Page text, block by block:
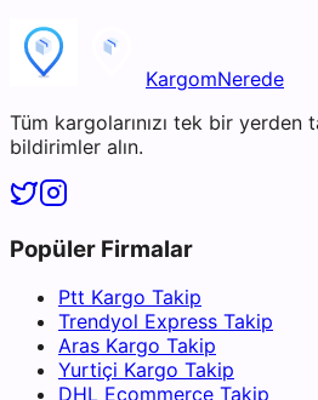
KargomNerede
Tüm kargolarınızı tek bir yerden
bildirimler alın.
Popüler Firmalar
Ptt Kargo Takip
Trendyol Express Takip
Aras Kargo Takip
Yurtiçi Kargo Takip
DHL Ecommerce Takip